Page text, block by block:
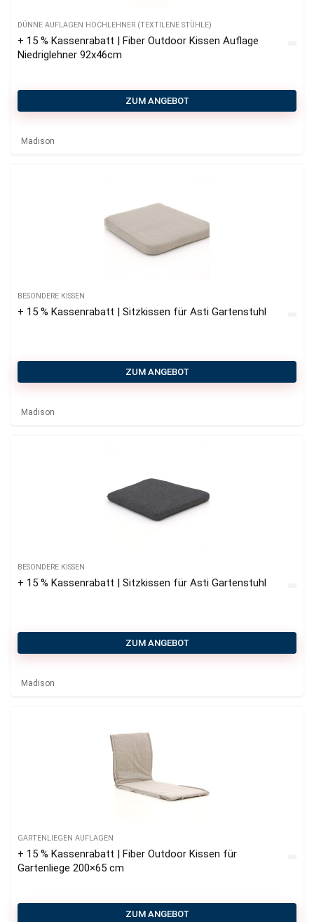
DÜNNE AUFLAGEN HOCHLEHNER (TEXTILENE STÜHLE)
+ 15 % Kassenrabatt | Fiber Outdoor Kissen Auflage
Niedriglehner 92x46cm
ZUM ANGEBOT
Madison
BESONDERE KISSEN
+ 15 % Kassenrabatt | Sitzkissen für Asti Gartenstuhl
ZUM ANGEBOT
Madison
BESONDERE KISSEN
+ 15 % Kassenrabatt | Sitzkissen für Asti Gartenstuhl
ZUM ANGEBOT
Madison
GARTENLIEGEN AUFLAGEN
+ 15 % Kassenrabatt | Fiber Outdoor Kissen für
Gartenliege 200×65 cm
ZUM ANGEBOT